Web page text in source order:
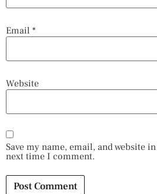
Email *
Website
Save my name, email, and website
next time I comment.